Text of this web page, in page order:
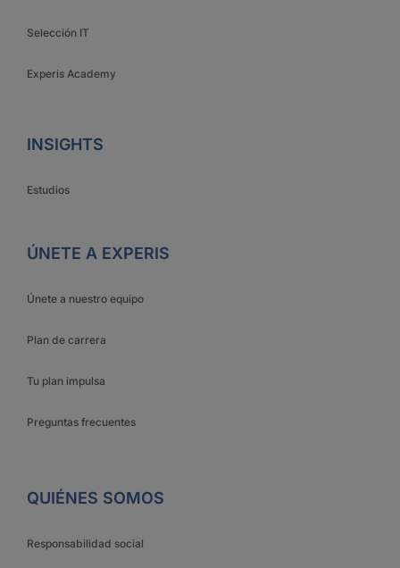
Selección IT
Experis Academy
INSIGHTS
Estudios
ÚNETE A EXPERIS
Únete a nuestro equipo
Plan de carrera
Tu plan impulsa
Preguntas frecuentes
QUIÉNES SOMOS
Responsabilidad social